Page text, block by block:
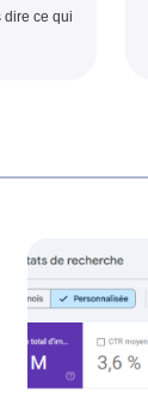
dire ce qui